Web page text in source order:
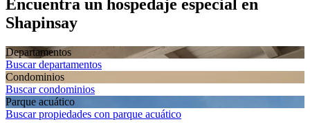
Encuentra un hospedaje especial en
Shapinsay
Departamentos
Buscar departamentos
Condominios
Buscar condominios
Parque acuático
Buscar propiedades con parque acuático